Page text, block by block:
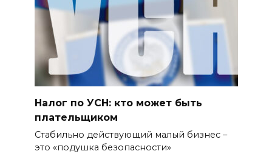
Налог по УСН: кто может быть
плательщиком
Стабильно действующий малый бизнес –
это «подушка безопасности»